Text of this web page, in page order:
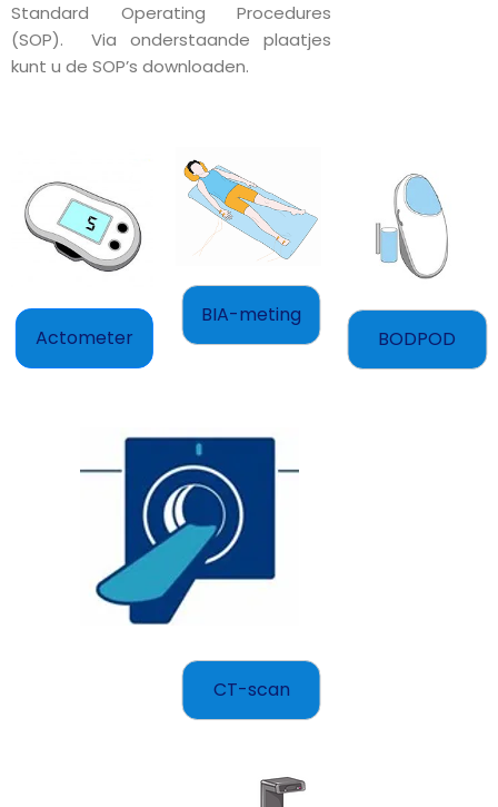
Standard Operating Procedures
(SOP). Via onderstaande plaatjes
kunt u de SOP’s downloaden.
Actometer
BIA-meting
BODPOD
CT-scan